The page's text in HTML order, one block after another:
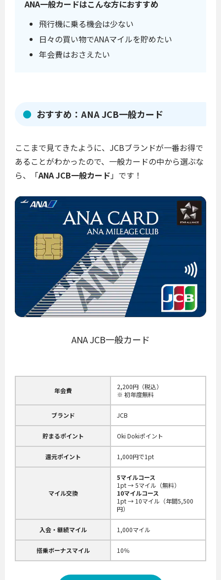
ANA一般カードはこんな方におすすめ
飛行機に乗る機会は少ない
日々の買い物でANAマイルを貯めたい
年会費はおさえたい
おすすめ： ANA JCB一般カード
ここまで見てきたように、JCBブランドが一番お得で
あることがわかったので、一般カードの中から選ぶな
ら、「ANA JCB一般カード」です！
ANA JCB一般カード
年会費
2,200円（税込）
※ 初年度無料
ブランド JCB
貯まるポイント Oki Dokiポイント
還元ポイント 1,000円で1pt
マイル交換
5マイルコース
1pt → 5マイル（無料）
10マイルコース
1pt → 10マイル（年間5,500
円）
入会・継続マイル 1,000マイル
搭乗ボーナスマイル 10％